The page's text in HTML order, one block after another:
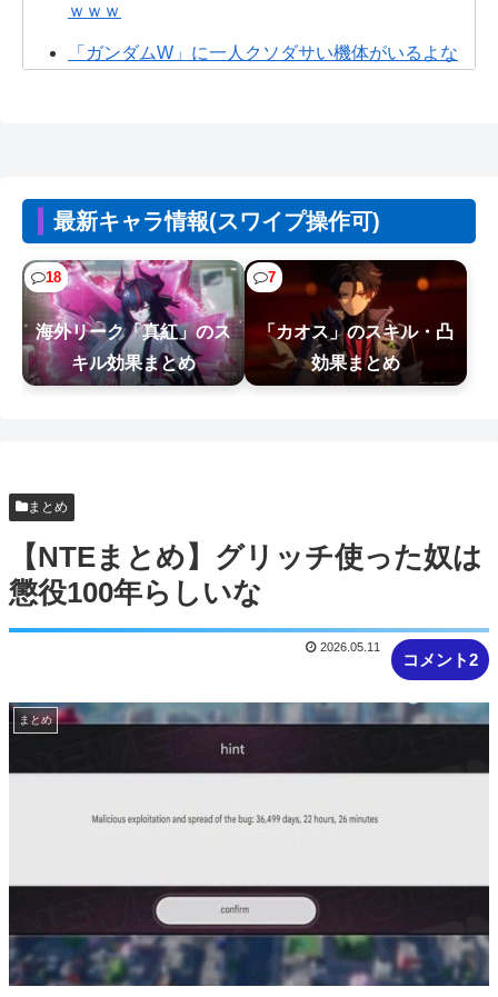
ｗｗｗ
「ガンダムW」に一人クソダサい機体がいるよな
【画像】新人社員、封筒の開封方法が予想外すぎ
るｗｗｗｗ
【NTE】「爆釣大作戦」イベントが神快適と大評
判！常設化を望む海外プレイヤーの反...
例のダンスアニメ、ヤバすぎるｗｗｗｗｗ
最新キャラ情報(スワイプ操作可)
18
海外リーク「真紅」のス
キル効果まとめ
7
「カオス」のスキル・凸
効果まとめ
まとめ
【NTEまとめ】グリッチ使った奴は
懲役100年らしいな
コメント2
2026.05.11
まとめ